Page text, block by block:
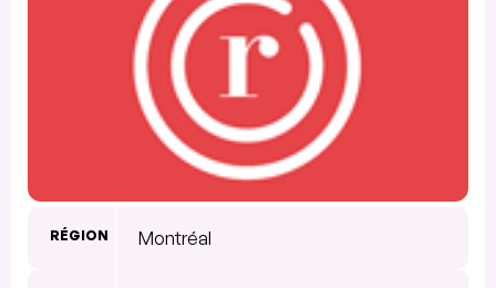
RÉGION Montréal